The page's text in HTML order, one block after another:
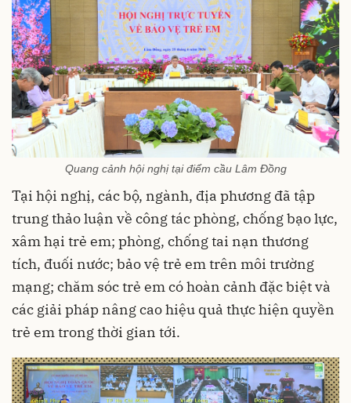
Quang cảnh hội nghị tại điểm cầu Lâm Đồng
Tại hội nghị, các bộ, ngành, địa phương đã tập
trung thảo luận về công tác phòng, chống bạo lực,
xâm hại trẻ em; phòng, chống tai nạn thương
tích, đuối nước; bảo vệ trẻ em trên môi trường
mạng; chăm sóc trẻ em có hoàn cảnh đặc biệt và
các giải pháp nâng cao hiệu quả thực hiện quyền
trẻ em trong thời gian tới.